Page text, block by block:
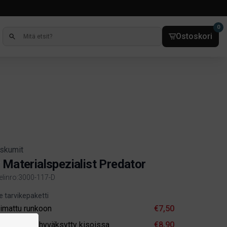
Ostoskori
0
Materialspezialist Predator
117-D
information
tarvikepaketti
runkoon
€7,50
/ei hyväksytty kisoissa
€8,90